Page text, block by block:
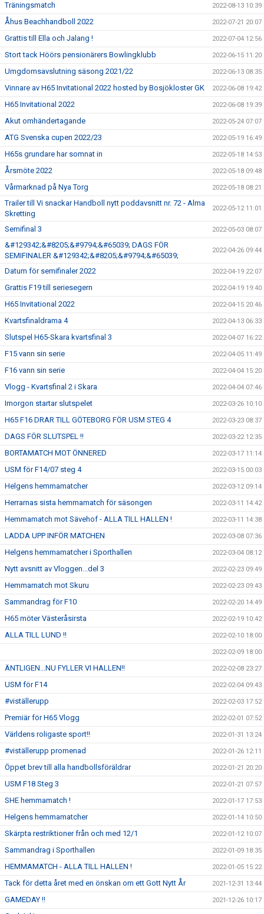
Träningsmatch 2022-08-13 10:39
Åhus Beachhandboll 2022 2022-07-21 20:07
Grattis till Ella och Jalang ! 2022-07-04 12:56
Stort tack Höörs pensionärers Bowlingklubb 2022-06-15 11:20
Umgdomsavslutning säsong 2021/22 2022-06-13 08:35
Vinnare av H65 Invitational 2022 hosted by Bosjökloster GK 2022-06-08 19:42
H65 Invitational 2022 2022-06-08 19:39
Akut omhändertagande 2022-05-24 07:07
ATG Svenska cupen 2022/23 2022-05-19 16:49
H65s grundare har somnat in 2022-05-18 14:53
Årsmöte 2022 2022-05-18 09:48
Vårmarknad på Nya Torg 2022-05-18 08:21
Trailer till Vi snackar Handboll nytt poddavsnitt nr. 72 - Alma
Skretting
2022-05-12 11:01
Semifinal 3 2022-05-03 08:07
&#129342;&#8205;&#9794;&#65039; DAGS FÖR
SEMIFINALER &#129342;&#8205;&#9794;&#65039;
2022-04-26 09:44
Datum för semifinaler 2022 2022-04-19 22:07
Grattis F19 till seriesegern 2022-04-19 19:40
H65 Invitational 2022 2022-04-15 20:46
Kvartsfinaldrama 4 2022-04-13 06:33
Slutspel H65-Skara kvartsfinal 3 2022-04-07 16:22
F15 vann sin serie 2022-04-05 11:49
F16 vann sin serie 2022-04-04 15:20
Vlogg - Kvartsfinal 2 i Skara 2022-04-04 07:46
Imorgon startar slutspelet 2022-03-26 10:10
H65 F16 DRAR TILL GÖTEBORG FÖR USM STEG 4 2022-03-23 08:37
DAGS FÖR SLUTSPEL !! 2022-03-22 12:35
BORTAMATCH MOT ÖNNERED 2022-03-17 11:14
USM för F14/07 steg 4 2022-03-15 00:03
Helgens hemmamatcher 2022-03-12 09:14
Herrarnas sista hemmamatch för säsongen 2022-03-11 14:42
Hemmamatch mot Sävehof - ALLA TILL HALLEN ! 2022-03-11 14:38
LADDA UPP INFÖR MATCHEN 2022-03-08 07:36
Helgens hemmamatcher i Sporthallen 2022-03-04 08:12
Nytt avsnitt av Vloggen...del 3 2022-02-23 09:49
Hemmamatch mot Skuru 2022-02-23 09:43
Sammandrag för F10 2022-02-20 14:49
H65 möter Västeråsirsta 2022-02-19 10:42
ALLA TILL LUND !! 2022-02-10 18:00
2022-02-09 18:00
ÄNTLIGEN...NU FYLLER VI HALLEN!! 2022-02-08 23:27
USM för F14 2022-02-04 09:43
#viställerupp 2022-02-03 17:52
Premiär för H65 Vlogg 2022-02-01 07:52
Världens roligaste sport!! 2022-01-31 13:24
#viställerupp promenad 2022-01-26 12:11
Öppet brev till alla handbollsföräldrar 2022-01-21 20:20
USM F18 Steg 3 2022-01-21 07:57
SHE hemmamatch ! 2022-01-17 17:53
Helgens hemmamatcher 2022-01-14 10:50
Skärpta restriktioner från och med 12/1 2022-01-12 10:07
Sammandrag i Sporthallen 2022-01-09 18:35
HEMMAMATCH - ALLA TILL HALLEN ! 2022-01-05 15:22
Tack för detta året med en önskan om ett Gott Nytt År 2021-12-31 13:44
GAMEDAY !! 2021-12-26 10:17